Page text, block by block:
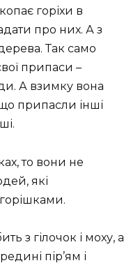
горіхи в
про них. А з
Так само
припаси –
А взимку вона
припасли інші
то вони не
які
з гілочок і моху, а
пір’ям і